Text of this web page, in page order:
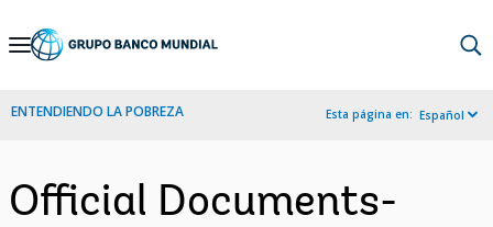
Skip
Navigation
ENTENDIENDO LA POBREZA Esta página en: Español
Official Documents-